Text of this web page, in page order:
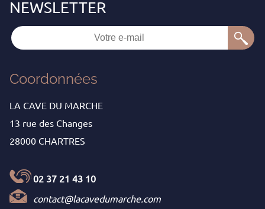
Coordonnées
LA CAVE DU MARCHE
13 rue des Changes
28000 CHARTRES
02 37 21 43 10
contact@lacavedumarche.com